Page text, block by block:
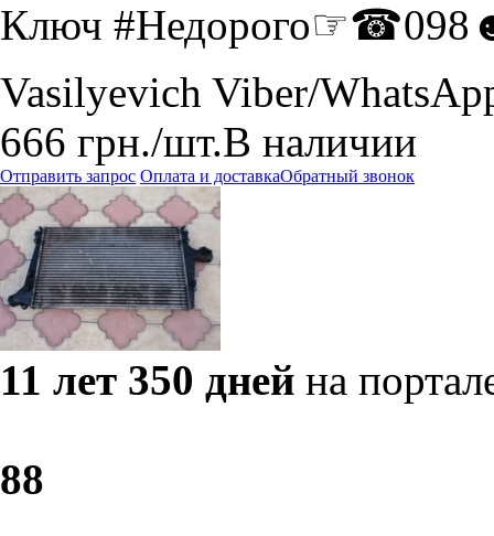
Ключ
Vasilyevich Viber/
666 грн./шт.В наличии
Отправить запрос Оплата и доставкаОбратный звонок
11 лет 350 дней на
88